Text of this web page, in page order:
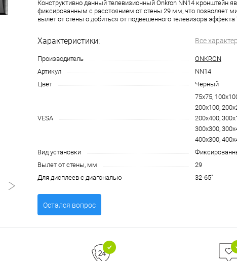
Конструктивно данный телевизионный Onkron NN14 кронштейн
фиксированным с расстоянием от стены 29 мм, что позволяет
вылет от стены о добиться от подвешенного телевизора эффекта
Характеристики: Все
Производитель
ONKRON
Артикул
NN14
Цвет
Черный
VESA
75х75,
200х100,
200х400,
300х300,
400х300,
Вид установки
Вылет от стены, мм
29
Для дисплеев с диагональю
32-65"
Остался вопрос